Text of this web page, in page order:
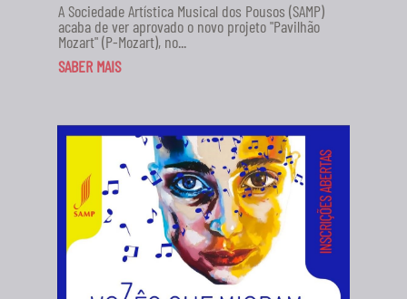
A Sociedade Artística Musical dos Pousos (SAMP)
acaba de ver aprovado o novo projeto "Pavilhão
Mozart" (P-Mozart), no...
SABER MAIS